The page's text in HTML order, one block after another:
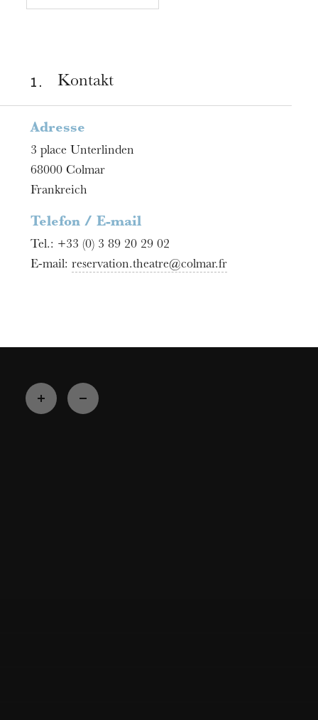
1 . Kontakt
Adresse
3 place Unterlinden
68000 Colmar
Frankreich
Telefon / E-mail
Tel.: +33 (0) 3 89 20 29 02
E-mail:reservation.theatre@colmar.fr